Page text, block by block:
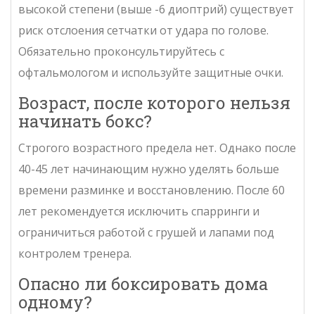
высокой степени (выше -6 диоптрий) существует
риск отслоения сетчатки от удара по голове.
Обязательно проконсультируйтесь с
офтальмологом и используйте защитные очки.
Возраст, после которого нельзя
начинать бокс?
Строгого возрастного предела нет. Однако после
40-45 лет начинающим нужно уделять больше
времени разминке и восстановлению. После 60
лет рекомендуется исключить спарринги и
ограничиться работой с грушей и лапами под
контролем тренера.
Опасно ли боксировать дома
одному?